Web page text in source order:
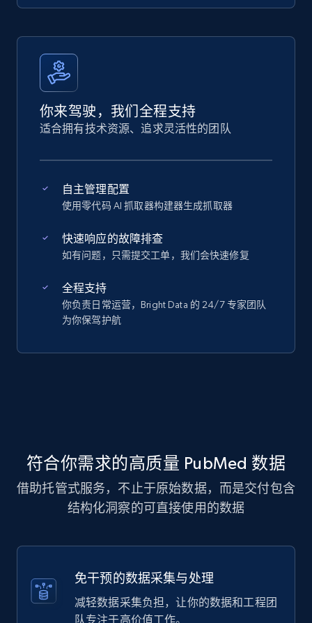
你来驾驶，我们全程支持
适合拥有技术资源、追求灵活性的团队
自主管理配置
使用零代码 AI 抓取器构建器生成抓取器
快速响应的故障排查
如有问题，只需提交工单，我们会快速修复
全程支持
你负责日常运营，Bright Data 的 24/7 专家团队
为你保驾护航
符合你需求的高质量 PubMed 数据
借助托管式服务，不止于原始数据，而是交付包含
结构化洞察的可直接使用的数据
免干预的数据采集与处理
减轻数据采集负担，让你的数据和工程团
队专注于高价值工作。